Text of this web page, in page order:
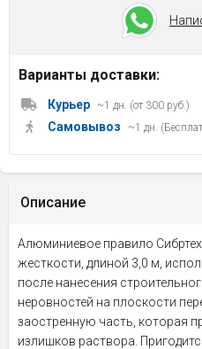
Варианты доставки:
Курьер ~1 дн. (от 300 руб.)
Самовывоз ~1 дн.
Описание
Алюминиевое правило
жесткости, длиной 3,0 м,
после нанесения
неровностей на плоскости
заостренную часть, которая
излишков раствора.